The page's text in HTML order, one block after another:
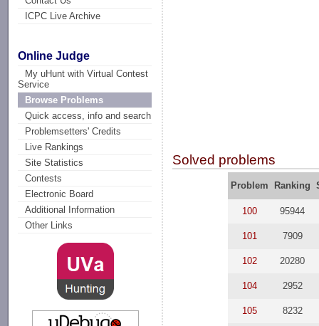
ICPC Live Archive
Online Judge
My uHunt with Virtual Contest
Service
Browse Problems
Quick access, info and search
Problemsetters' Credits
Live Rankings
Site Statistics
Contests
Electronic Board
Additional Information
Other Links
Solved problems
Problem Ranking
100 95944
101 7909
102 20280
104 2952
105 8232